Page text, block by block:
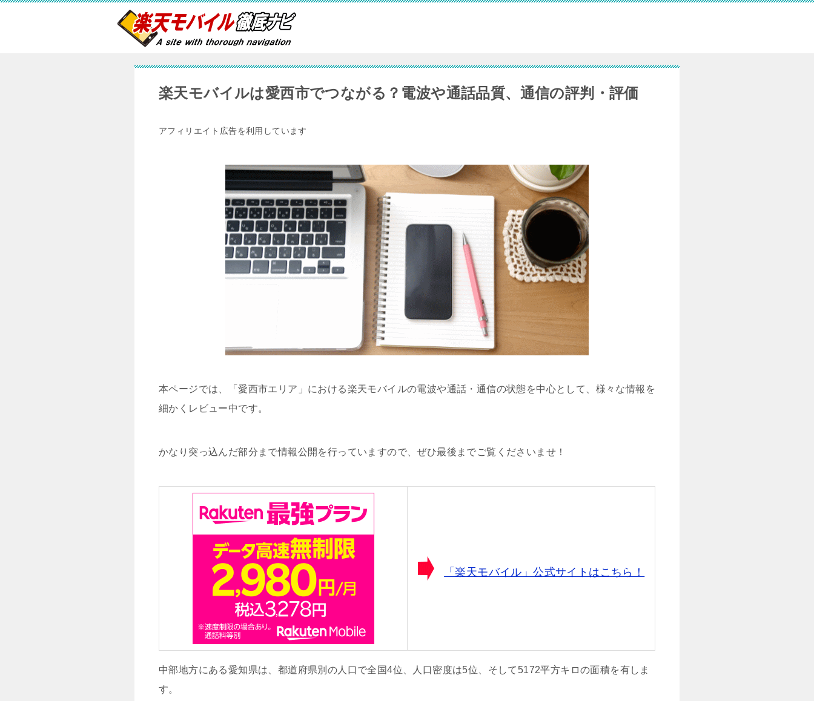
楽天モバイルは愛西市でつながる？電波や通話品質、通信の評判・評価
アフィリエイト広告を利用しています
本ページでは、「愛西市エリア」における楽天モバイルの電波や通話・通信の状態を中心として、様々な情報を
細かくレビュー中です。
かなり突っ込んだ部分まで情報公開を行っていますので、ぜひ最後までご覧くださいませ！
「楽天モバイル」公式サイトはこちら！
中部地方にある愛知県は、都道府県別の人口で全国4位、人口密度は5位、そして5172平方キロの面積を有しま
す。